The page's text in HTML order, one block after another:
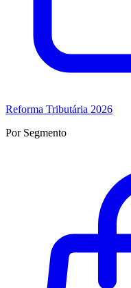
Reforma Tributária 2026
Por Segmento